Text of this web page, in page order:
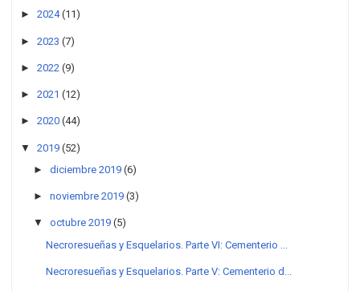
► 2024 (11)
► 2023 (7)
► 2022 (9)
► 2021 (12)
► 2020 (44)
▼ 2019 (52)
► diciembre 2019 (6)
► noviembre 2019 (3)
▼ octubre 2019 (5)
Necroresueñas y Esquelarios. Parte VI: Cementerio ...
Necroresueñas y Esquelarios. Parte V: Cementerio d...